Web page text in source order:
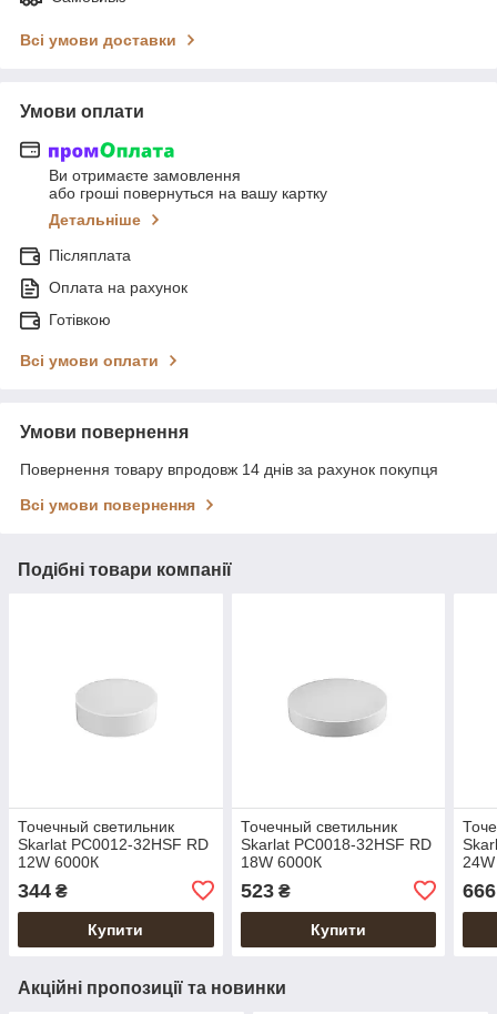
Всі умови доставки
Умови оплати
Ви отримаєте замовлення
або гроші повернуться на вашу картку
Детальніше
Післяплата
Оплата на рахунок
Готівкою
Всі умови оплати
Умови повернення
Повернення товару впродовж 14 днів за рахунок покупця
Всі умови повернення
Подібні товари компанії
Точечный светильник
Skarlat PC0012-32HSF RD
12W 6000К
344 ₴
Купити
Точечный светильник
Skarlat PC0018-32HSF RD
18W 6000К
523₴
Купити
666
Акційні пропозиції та новинки